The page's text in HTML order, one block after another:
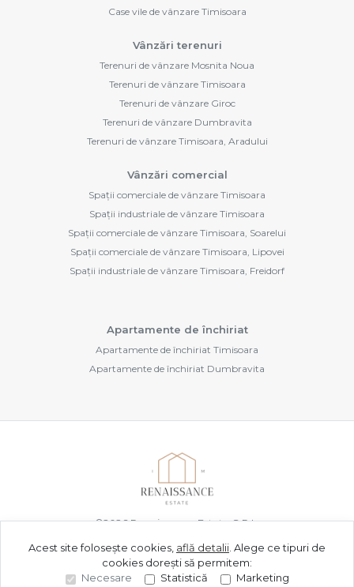
Case vile de vânzare Timisoara
Vânzări terenuri
Terenuri de vânzare Mosnita Noua
Terenuri de vânzare Timisoara
Terenuri de vânzare Giroc
Terenuri de vânzare Dumbravita
Terenuri de vânzare Timisoara, Aradului
Vânzări comercial
Spații comerciale de vânzare Timisoara
Spații industriale de vânzare Timisoara
Spații comerciale de vânzare Timisoara, Soarelui
Spații comerciale de vânzare Timisoara, Lipovei
Spații industriale de vânzare Timisoara, Freidorf
Apartamente de închiriat
Apartamente de închiriat Timisoara
Apartamente de închiriat Dumbravita
©2026Renaissance Estate S.R.L.
Site creat în
Acest site folosește cookies, află detalii Alege ce tipuri de
cookies dorești să permitem:
Necesare
Statistică Marketing